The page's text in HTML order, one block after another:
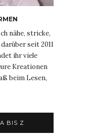
nähe, stricke,
seit 2011
ihr viele
Kreationen
beim Lesen,
BIS Z